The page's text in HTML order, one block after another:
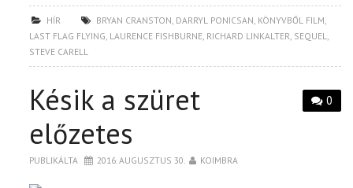
HÍR BRYAN CRANSTON, DARRYL PONICSAN, KÖNYVBŐL FILM,
LAST FLAG FLYING, LAURENCE FISHBURNE, RICHARD LINKALTER, SEQUEL,
STEVE CARELL
0
Késik a szüret
előzetes
PUBLIKÁLTA 2016. AUGUSZTUS 30. KOIMBRA